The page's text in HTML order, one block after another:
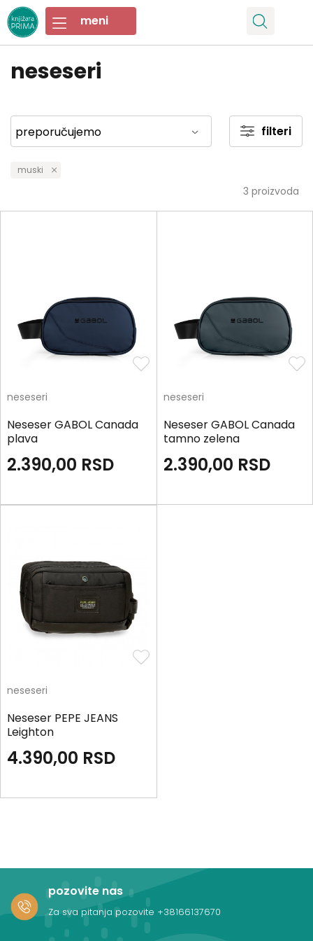
neseseri
filteri
muski
3 proizvoda
neseseri
Neseser GABOL Canada
plava
2.390,00 RSD
neseseri
Neseser GABOL Canada
tamno zelena
2.390,00 RSD
neseseri
Neseser PEPE JEANS
Leighton
4.390,00 RSD
pozovite nas
Za sva pitanja pozovite +38166137670